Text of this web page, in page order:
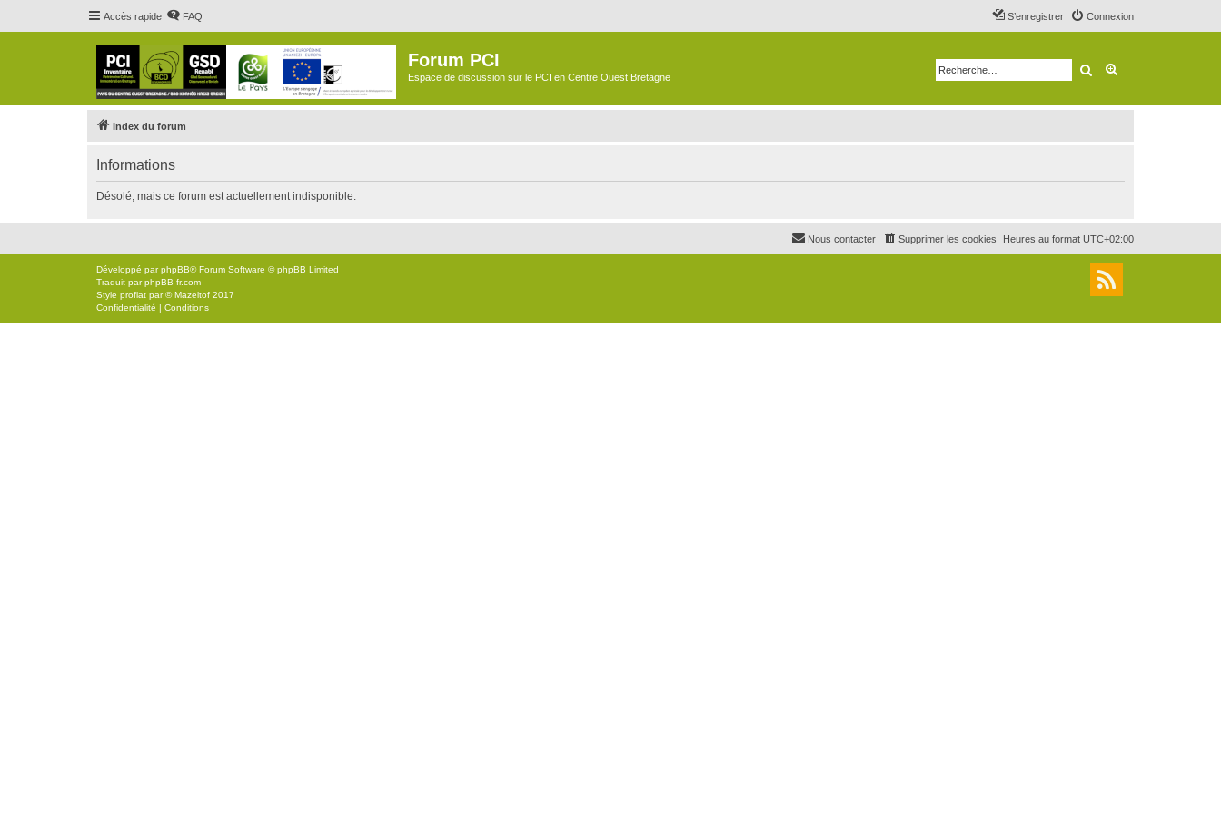
Accès rapide FAQ Connexion
S’enregistrer
Forum PCI
Espace de discussion sur le PCI en Centre Ouest Bretagne Rechercher
Index du forum
Informations
Désolé, mais ce forum est actuellement indisponible.
Heures au format UTC+02:00
Supprimer les cookies
Nous contacter
Développé parphpBB® Forum Software © phpBB Limited
Traduit parphpBB-fr.com
Style proflat par ©Mazeltof 2017
Confidentialité | Conditions